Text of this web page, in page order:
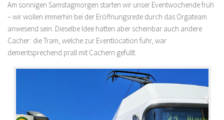
Am sonnigen Samstagmorgen starten wir unser Eventwochende früh
– wir wollen immerhin bei der Eröffnungsrede durch das Orgateam
anwesend sein. Dieselbe Idee hatten aber scheinbar auch andere
Cacher: die Tram, welche zur Eventlocation fuhr, war
dementsprechend prall mit Cachern gefüllt.